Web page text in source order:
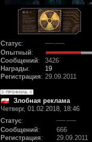
Статус:
Опытный:
Сообщений:
3426
Награды:
19
Регистрация: 29.09.2011
Злобная реклама
Четверг, 01.02.2018, 18:46
Статус:
Сообщений:
666
Регистрация: 29.09.2011